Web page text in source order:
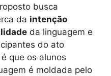
busca
da intenção
da linguagem e
do ato
que os alunos
é moldada pelo